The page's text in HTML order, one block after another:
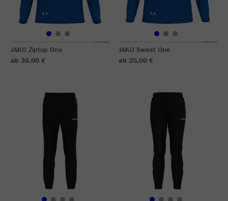
JAKO Ziptop One
ab 36,00 €
JAKO Sweat One
ab 35,00 €